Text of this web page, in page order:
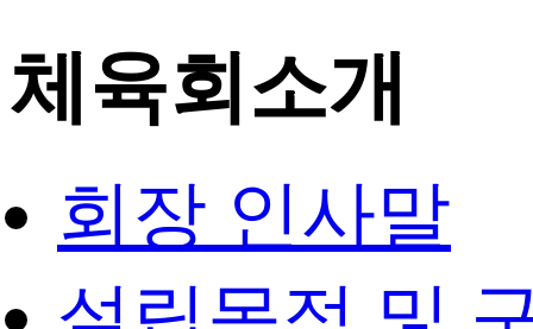
체육회소개
회장 인사말